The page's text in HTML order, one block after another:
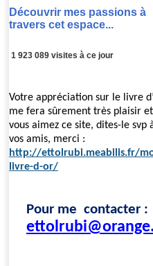
Découvrir mes passions à
travers cet espace...
1 923 089 visites à ce jour
Votre appréciation sur le livre
me fera sûrement très plaisir et
vous aimez ce site, dites-le svp
vos amis, merci :
http://ettolrubi.meabilis.fr/
livre-d-or/
Pour me contacter :